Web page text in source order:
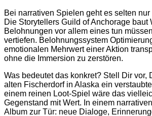
Bei narrativen Spielen geht es selten nur
Die Storytellers Guild of Anchorage baut
Belohnungen vor allem eines tun
vertiefen. Belohnungssystem
emotionalen Mehrwert einer Aktion
ohne die Immersion zu zerstören.
Was bedeutet das konkret? Stell Dir vor,
alten Fischerdorf in Alaska ein
einem reinen Loot-Spiel wäre das
Gegenstand mit Wert. In einem
Album zur Tür: neue Dialoge,